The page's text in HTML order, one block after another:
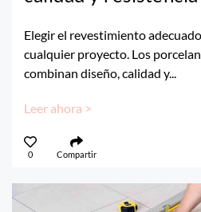
Elegir el revestimiento
cualquier proyecto. Los
combinan diseño, calidad y...
Leer ahora >
0 Compartir